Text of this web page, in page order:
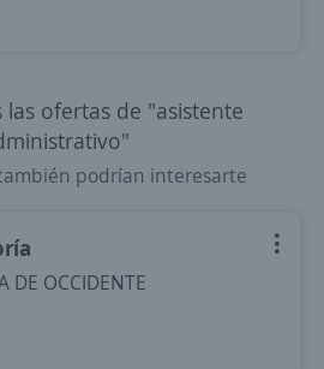
las ofertas de "asistente
podrían interesarte
DE OCCIDENTE